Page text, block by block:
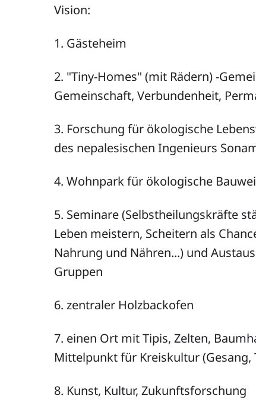
Vision:
1. Gästeheim
2. "Tiny-Homes" (mit Rädern) -
Gemeinschaft, Verbundenheit,
3. Forschung für ökologische
des nepalesischen Ingenieurs
4. Wohnpark für ökologische
5. Seminare (Selbstheilungskräfte
Leben meistern, Scheitern als
Nahrung und Nähren...) und
Gruppen
6. zentraler Holzbackofen
7. einen Ort mit Tipis, Zelten,
Mittelpunkt für Kreiskultur (Gesang,
8. Kunst, Kultur, Zukunftsforschung